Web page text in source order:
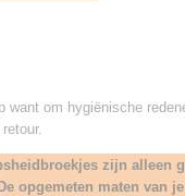
want om hygiënische
zijn alleen
opgemeten maten van